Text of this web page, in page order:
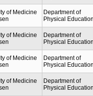
of Medicine
Department of
Physical Education
of Medicine
Department of
Physical Education
of Medicine
Department of
Physical Education
of Medicine
Department of
Physical Education